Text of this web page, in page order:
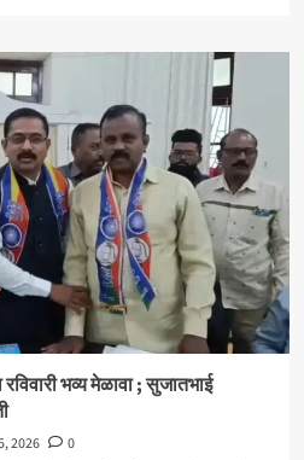
भव्य मेळावा ; सुजातभाई
2026
0